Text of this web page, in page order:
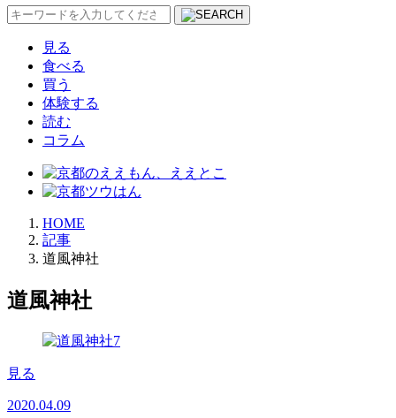
検
見る
食べる
買う
体験する
読む
コラム
HOME
記事
道風神社
道風神社
見る
2020.04.09